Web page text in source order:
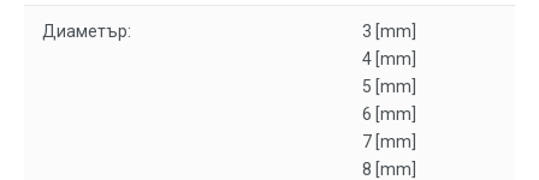
Диаметър:
3 [mm]
4 [mm]
5 [mm]
6 [mm]
7 [mm]
8 [mm]